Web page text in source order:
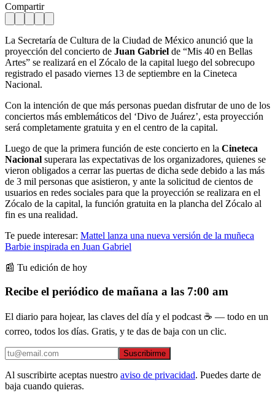
Compartir
La Secretaría de Cultura de la Ciudad de México anunció que la
proyección del concierto de Juan Gabriel de “Mis 40 en Bellas
Artes” se realizará en el Zócalo de la capital luego del sobrecupo
registrado el pasado viernes 13 de septiembre en la Cineteca
Nacional.
Con la intención de que más personas puedan disfrutar de uno de los
conciertos más emblemáticos del ‘Divo de Juárez’, esta proyección
será completamente gratuita y en el centro de la capital.
Luego de que la primera función de este concierto en la Cineteca
Nacional superara las expectativas de los organizadores, quienes se
vieron obligados a cerrar las puertas de dicha sede debido a las más
de 3 mil personas que asistieron, y ante la solicitud de cientos de
usuarios en redes sociales para que la proyección se realizara en el
Zócalo de la capital, la función gratuita en la plancha del Zócalo al
fin es una realidad.
Te puede interesar: Mattel lanza una nueva versión de la muñeca
Barbie inspirada en Juan Gabriel
📰 Tu edición de hoy
Recibe el periódico de mañana a las 7:00 am
El diario para hojear, las claves del día y el podcast ☕ — todo en un
correo, todos los días. Gratis, y te das de baja con un clic.
Suscribirme
Al suscribirte aceptas nuestro aviso de privacidad. Puedes darte de
baja cuando quieras.